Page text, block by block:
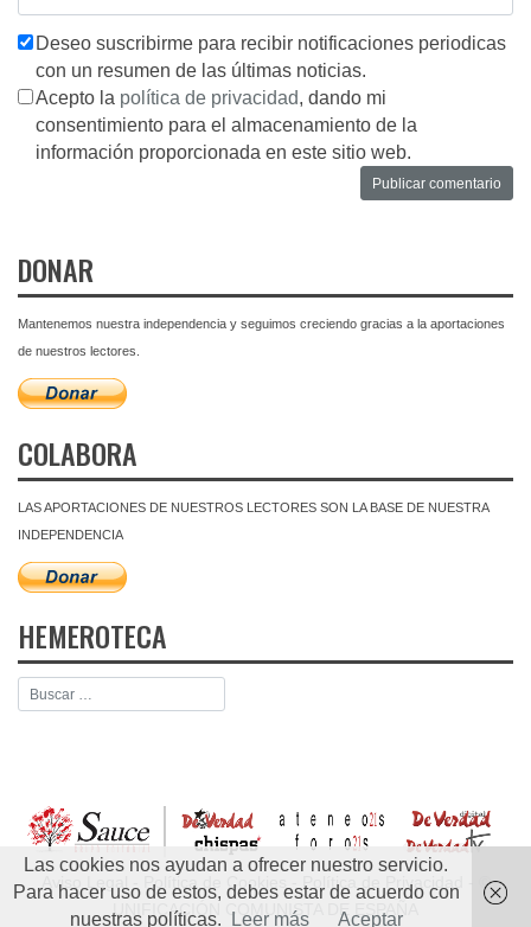
Deseo suscribirme para recibir notificaciones periodicas
con un resumen de las últimas noticias.
Acepto la política de privacidad, dando mi
consentimiento para el almacenamiento de la
información proporcionada en este sitio web.
DONAR
Mantenemos nuestra independencia y seguimos creciendo gracias a la aportaciones
de nuestros lectores.
COLABORA
LAS APORTACIONES DE NUESTROS LECTORES SON LA BASE DE NUESTRA
INDEPENDENCIA
HEMEROTECA
Aviso Legal Política de Cookies Política de Privacidad
- ©
UNIFICACIÓN COMUNISTA DE ESPAÑA
Las cookies nos ayudan a ofrecer nuestro servicio.
Para hacer uso de estos, debes estar de acuerdo con
nuestras políticas.
Leer más Aceptar